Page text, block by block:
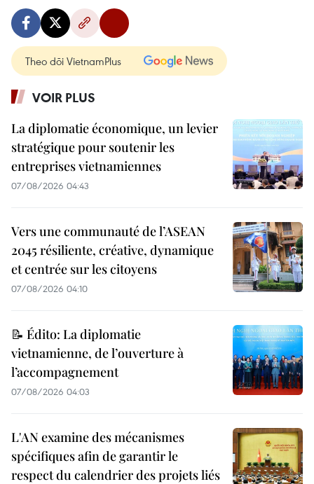
Theo dõi VietnamPlus
VOIR PLUS
La diplomatie économique, un levier
stratégique pour soutenir les
entreprises vietnamiennes
07/08/2026 04:43
Vers une communauté de l’ASEAN
2045 résiliente, créative, dynamique
et centrée sur les citoyens
07/08/2026 04:10
📝 Édito: La diplomatie
vietnamienne, de l’ouverture à
l’accompagnement
07/08/2026 04:03
L'AN examine des mécanismes
spécifiques afin de garantir le
respect du calendrier des projets liés